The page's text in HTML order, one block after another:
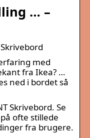
… –
med
fra Ikea? …
ned i bordet så
Skrivebord. Se
ofte stillede
fra brugere.